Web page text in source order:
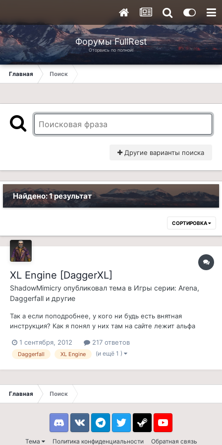
Форумы FullRest
Оторвись по полной!
Главная Поиск
Другие варианты поиска
Найдено: 1 результат
СОРТИРОВКА
XL Engine [DaggerXL]
ShadowMimicry опубликовал тема в Игры серии: Arena,
Daggerfall и другие
Так а если поподробнее, у кого ни будь есть внятная
инструкция? Как я понял у них там на сайте лежит альфа
кто нибудь уже пробовал все эт?) на форуме у нас к
сожалению нет подобной темы, так что простите за оффтоп)
1 сентября, 2012 217 ответов
Daggerfall XL Engine (и ещё 1 )
Главная Поиск
Тема Политика конфиденциальности Обратная связь
DiscordVK TelegramTwitter Steam Youtube